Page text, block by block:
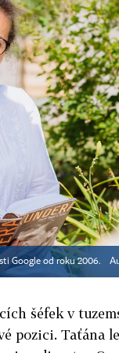
Google od roku 2006.
šéfek v
pozici. Taťána